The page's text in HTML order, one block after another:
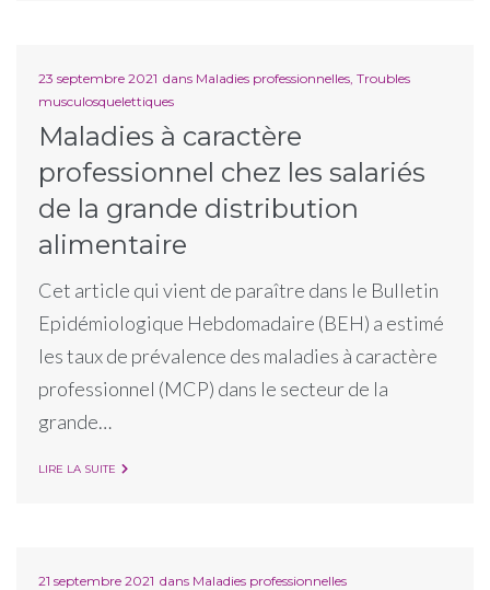
23 septembre 2021 dans Maladies professionnelles, Troubles
musculosquelettiques
Maladies à caractère
professionnel chez les salariés
de la grande distribution
alimentaire
Cet article qui vient de paraître dans le Bulletin
Epidémiologique Hebdomadaire (BEH) a estimé
les taux de prévalence des maladies à caractère
professionnel (MCP) dans le secteur de la
grande…
LIRE LA SUITE
21 septembre 2021 dans Maladies professionnelles